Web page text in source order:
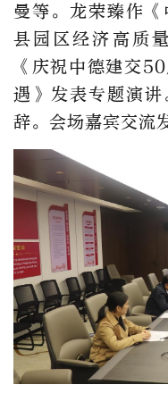
曼等。龙荣臻作
县园区经济高质
《庆祝中德建交
遇》发表专题演
辞。会场嘉宾交流